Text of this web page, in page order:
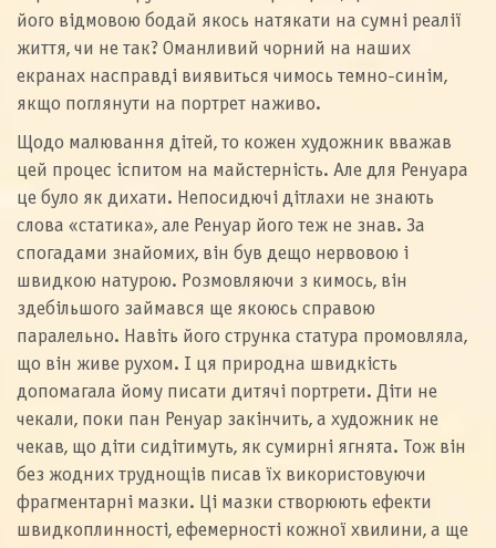
його відмовою бодай якось натякати на сумні реалії
життя, чи не так? Оманливий чорний на наших
екранах насправді виявиться чимось темно-синім,
якщо поглянути на портрет наживо.
Щодо малювання дітей, то кожен художник вважав
цей процес іспитом на майстерність. Але для Ренуара
це було як дихати. Непосидючі дітлахи не знають
слова «статика», але Ренуар його теж не знав. За
спогадами знайомих, він був дещо нервовою і
швидкою натурою. Розмовляючи з кимось, він
здебільшого займався ще якоюсь справою
паралельно. Навіть його струнка статура промовляла,
що він живе рухом. І ця природна швидкість
допомагала йому писати дитячі портрети. Діти не
чекали, поки пан Ренуар закінчить, а художник не
чекав, що діти сидітимуть, як сумирні ягнята. Тож він
без жодних труднощів писав їх використовуючи
фрагментарні мазки. Ці мазки створюють ефекти
швидкоплинності, ефемерності кожної хвилини, а ще